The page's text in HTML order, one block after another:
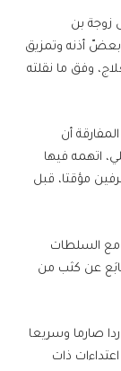
زوجة بن
بعضّ أذنه وتمزيق
وفق ما نقلته
أن
اتهمه فيها
مؤقتا، قبل
مع السلطات
عن كثب من
صارما وسريعا
ذات